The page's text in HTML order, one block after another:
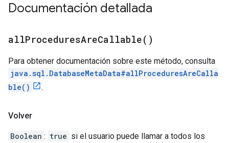
Documentación detallada
allProceduresAreCallable( )
Para obtener documentación sobre este método, consulta
java.sql.DatabaseMetaData#allProceduresAreCalla
ble()
.
Volver
Boolean : true si el usuario puede llamar a todos los